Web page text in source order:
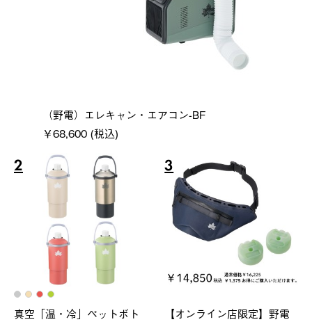
（野電）エレキャン・エアコン-BF
￥68,600 (税込)
2
真空「温・冷」ペットボト
3
【オンライン店限定】野電